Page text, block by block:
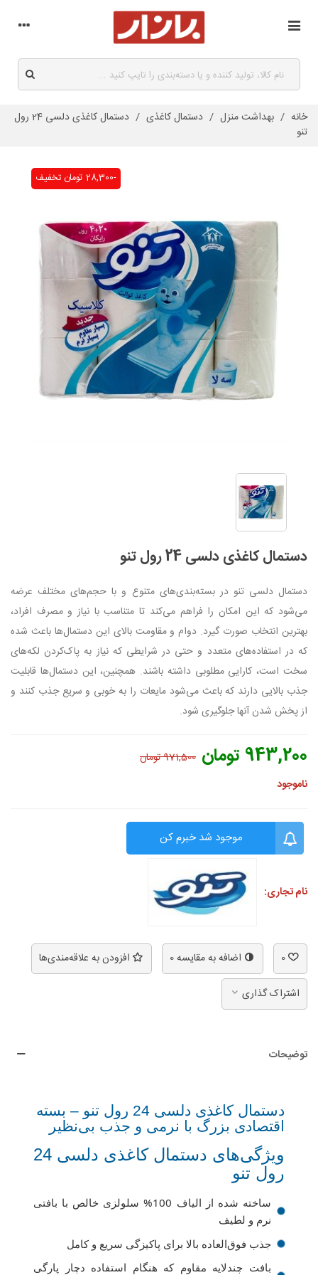
خانه / بهداشت منزل / دستمال کاغذی /
دستمال کاغذی دلسی 24 رول
تنو
تخفیف -28,300 تومان
دستمال کاغذی دلسی 24 رول تنو
دستمال دلسی تنو در بسته‌بندی‌های متنوع و با حجم‌های مختلف عرضه
می‌شود که این امکان را فراهم می‌کند تا متناسب با نیاز و مصرف افراد،
بهترین انتخاب صورت گیرد. دوام و مقاومت بالای این دستمال‌ها باعث شده
که در استفاده‌های متعدد و حتی در شرایطی که نیاز به پاک‌کردن لکه‌های
سخت است، کارایی مطلوبی داشته باشند. همچنین، این دستمال‌ها قابلیت
جذب بالایی دارند که باعث می‌شود مایعات را به خوبی و سریع جذب کنند و
از پخش شدن آنها جلوگیری شود.
943,200 تومان
971,500 تومان
ناموجود
موجود شد خبرم کن
نام تجاری:
0 اضافه به مقایسه0 افزودن به علاقه‌مندی‌ها
اشتراک گذاری
توضیحات
دستمال کاغذی دلسی 24 رول تنو – بسته
اقتصادی بزرگ با نرمی و جذب بی‌نظیر
ویژگی‌های دستمال کاغذی دلسی 24
رول تنو
ساخته شده از الیاف 100% سلولزی خالص با بافتی
نرم و لطیف
جذب فوق‌العاده بالا برای پاکیزگی سریع و کامل
بافت چندلایه مقاوم که هنگام استفاده دچار پارگی